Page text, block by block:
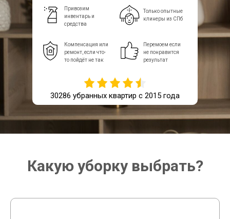
30286 убранных квартир с 2015 года
Привозим
инвентарь и
средства
Компенсация или
ремонт, если что-
то пойдёт не так
Только опытные
клинеры из СПб
Перемоем если
не понравится
результат
Какую уборку выбрать?